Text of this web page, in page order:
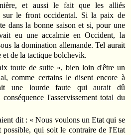
et aussi le fait que les alliés
sur le front occidental. Si la paix de
dans la bonne saison et si, pour une
eu une accalmie en Occident, la
la domination allemande. Tel aurait
et de la tactique bolchevik.
toute de suite », bien loin d'être un
comme certains le disent encore à
une lourde faute qui aurait dû
l'asservissement total du
dit : « Nous voulons un Etat qui se
possible, qui soit le contraire de l'Etat